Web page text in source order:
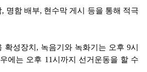
명함 배부, 현수막 게시 등을 통해 적극
성장치, 녹음기와 녹화기는 오후 9시
에는 오후 11시까지 선거운동을 할 수